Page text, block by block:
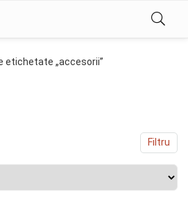
etichetate „accesorii”
Filtru